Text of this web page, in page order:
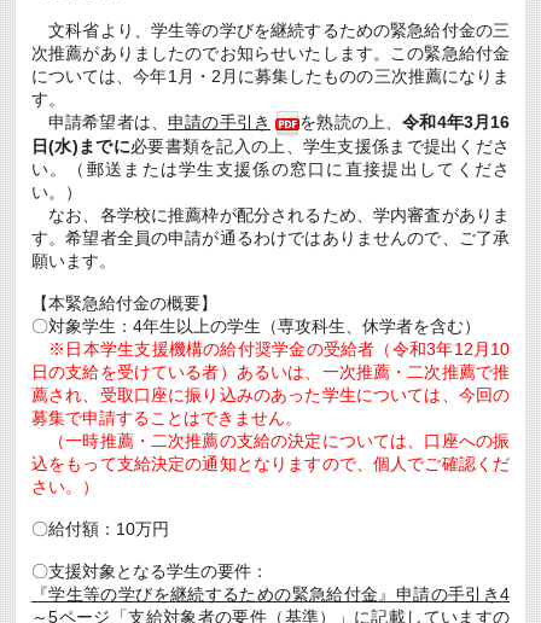
者
（７
事
例
の
発
生
に
い
て
は
文科省より、学生等の学びを継続するための緊急給付金の三
次推薦がありましたのでお知らせいたします。この緊急給付金
については、今年1月・2月に募集したものの三次推薦になりま
す。
申請希望者は、申請の手引き を熟読の上、令和4年3月16
日(水)までに必要書類を記入の上、学生支援係まで提出くださ
い。（郵送または学生支援係の窓口に直接提出してくださ
い。）
なお、各学校に推薦枠が配分されるため、学内審査がありま
す。希望者全員の申請が通るわけではありませんので、ご了承
願います。
【本緊急給付金の概要】
〇対象学生：4年生以上の学生（専攻科生、休学者を含む）
※日本学生支援機構の給付奨学金の受給者（令和3年12月10
日の支給を受けている者）あるいは、一次推薦・二次推薦で推
薦され、受取口座に振り込みのあった学生については、今回の
募集で申請することはできません。
（一時推薦・二次推薦の支給の決定については、口座への振
込をもって支給決定の通知となりますので、個人でご確認くだ
さい。）
〇給付額：10万円
〇支援対象となる学生の要件：
『学生等の学びを継続するための緊急給付金』申請の手引き4
～5ページ「支給対象者の要件（基準）」 に記載していますの